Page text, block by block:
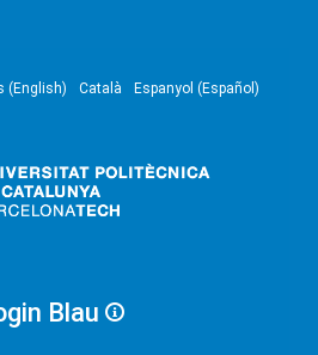
(English) Català Espanyol (Español)
Blau